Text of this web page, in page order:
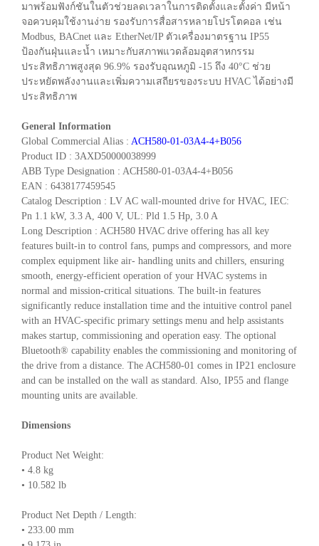
มาพร้อมฟังก์ชันในตัวช่วยลดเวลาในการติดตั้งและตั้งค่า มีหน้า
จอควบคุมใช้งานง่าย รองรับการสื่อสารหลายโปรโตคอล เช่น
Modbus, BACnet และ EtherNet/IP ตัวเครื่องมาตรฐาน IP55
ป้องกันฝุ่นและน้ำ เหมาะกับสภาพแวดล้อมอุตสาหกรรม
ประสิทธิภาพสูงสุด 96.9% รองรับอุณหภูมิ -15 ถึง 40°C ช่วย
ประหยัดพลังงานและเพิ่มความเสถียรของระบบ HVAC ได้อย่างมี
ประสิทธิภาพ
General Information
Global Commercial Alias : ACH580-01-03A4-4+B056
Product ID : 3AXD50000038999
ABB Type Designation : ACH580-01-03A4-4+B056
EAN : 6438177459545
Catalog Description : LV AC wall-mounted drive for HVAC, IEC:
Pn 1.1 kW, 3.3 A, 400 V, UL: Pld 1.5 Hp, 3.0 A
Long Description : ACH580 HVAC drive offering has all key
features built-in to control fans, pumps and compressors, and more
complex equipment like air- handling units and chillers, ensuring
smooth, energy-efficient operation of your HVAC systems in
normal and mission-critical situations. The built-in features
significantly reduce installation time and the intuitive control panel
with an HVAC-specific primary settings menu and help assistants
makes startup, commissioning and operation easy. The optional
Bluetooth® capability enables the commissioning and monitoring of
the drive from a distance. The ACH580-01 comes in IP21 enclosure
and can be installed on the wall as standard. Also, IP55 and flange
mounting units are available.
Dimensions
Product Net Weight:
• 4.8 kg
• 10.582 lb
Product Net Depth / Length:
• 233.00 mm